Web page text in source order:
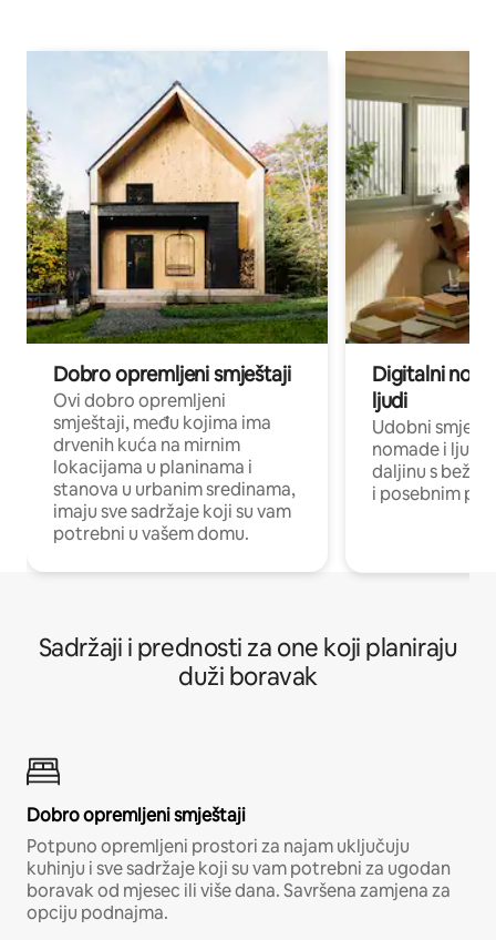
Dobro opremljeni smještaji
Ovi dobro opremljeni
smještaji, među kojima ima
drvenih kuća na mirnim
lokacijama u planinama i
stanova u urbanim sredinama,
imaju sve sadržaje koji su vam
potrebni u vašem domu.
Digitalni
ljudi
Udobni
nomade i ljude
daljinu s
i posebnim
Sadržaji i prednosti za one koji planiraju
duži boravak
Dobro opremljeni smještaji
Potpuno opremljeni prostori za najam uključuju
kuhinju i sve sadržaje koji su vam potrebni za ugodan
boravak od mjesec ili više dana. Savršena zamjena za
opciju podnajma.